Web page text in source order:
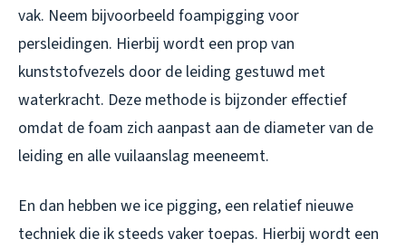
vak. Neem bijvoorbeeld foampigging voor
persleidingen. Hierbij wordt een prop van
kunststofvezels door de leiding gestuwd met
waterkracht. Deze methode is bijzonder effectief
omdat de foam zich aanpast aan de diameter van de
leiding en alle vuilaanslag meeneemt.
En dan hebben we ice pigging, een relatief nieuwe
techniek die ik steeds vaker toepas. Hierbij wordt een